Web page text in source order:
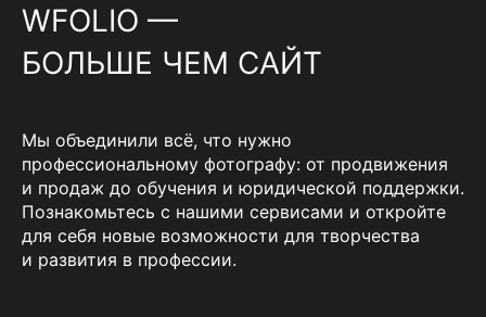
WFOLIO —
БОЛЬШЕ ЧЕМ САЙТ
Мы объединили всё, что нужно
профессиональному фотографу: от продвижения
и продаж до обучения и юридической поддержки.
Познакомьтесь с нашими сервисами и откройте
для себя новые возможности для творчества
и развития в профессии.